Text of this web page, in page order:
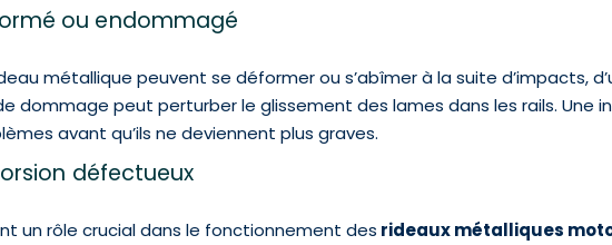
ou endommagé
métallique peuvent se déformer ou s’abîmer à la suite d’impacts,
dommage peut perturber le glissement des lames dans les rails. Une
avant qu’ils ne deviennent plus graves.
défectueux
un rôle crucial dans le fonctionnement des rideaux métalliques